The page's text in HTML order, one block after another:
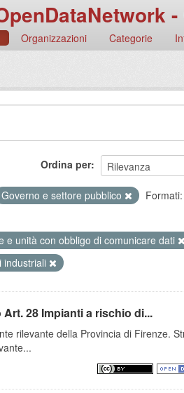
-
Organizzazioni Categorie
Ordina per
Governo e settore pubblico
Formati:
e unità con obbligo di comunicare dati
industriali
28 Impianti a rischio di...
rilevante della Provincia di Firenze.